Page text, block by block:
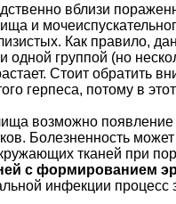
вблизи
и
Как правило,
группой (но
Стоит обратить
герпеса, потому в
возможно
Болезненность
тканей при
с формированием
инфекции процесс